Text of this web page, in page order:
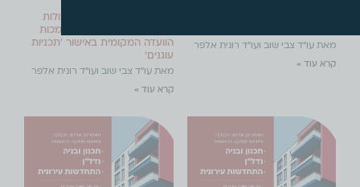
מאת עו"ד צבי שוב ועו"ד רונית אלפר
קרא עוד »
שומרי הסף של התכנון: גבולות
זכות העמידה הציבורית וסמכות
הוועדה המקומית באישור 'תכניות
עוגנים'
מאת עו"ד צבי שוב ועו"ד רונית אלפר
קרא עוד »